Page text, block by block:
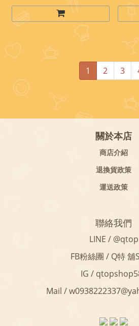
1 2 3
關於本店
商店介紹
退換貨政策
運送政策
聯絡我們
LINE / @qtop
FB粉絲團 / Q特 舖
IG /
Mail /